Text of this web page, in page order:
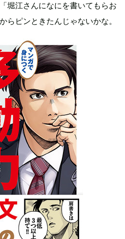
堀江さんになにを書いてもらお
らピンときたんじゃないかな。